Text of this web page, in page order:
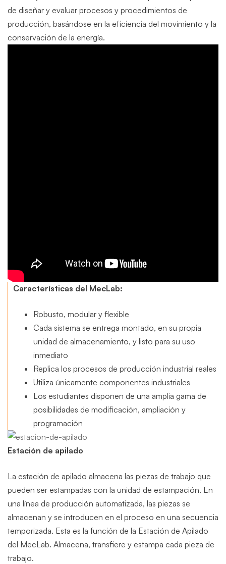
de diseñar y evaluar procesos y procedimientos de
producción, basándose en la eficiencia del movimiento y la
conservación de la energía.
Características del MecLab:
Robusto, modular y flexible
Cada sistema se entrega montado, en su propia
unidad de almacenamiento, y listo para su uso
inmediato
Replica los procesos de producción industrial reales
Utiliza únicamente componentes industriales
Los estudiantes disponen de una amplia gama de
posibilidades de modificación, ampliación y
programación
Estación de apilado
La estación de apilado almacena las piezas de trabajo que
pueden ser estampadas con la unidad de estampación. En
una línea de producción automatizada, las piezas se
almacenan y se introducen en el proceso en una secuencia
temporizada. Esta es la función de la Estación de Apilado
del MecLab. Almacena, transfiere y estampa cada pieza de
trabajo.